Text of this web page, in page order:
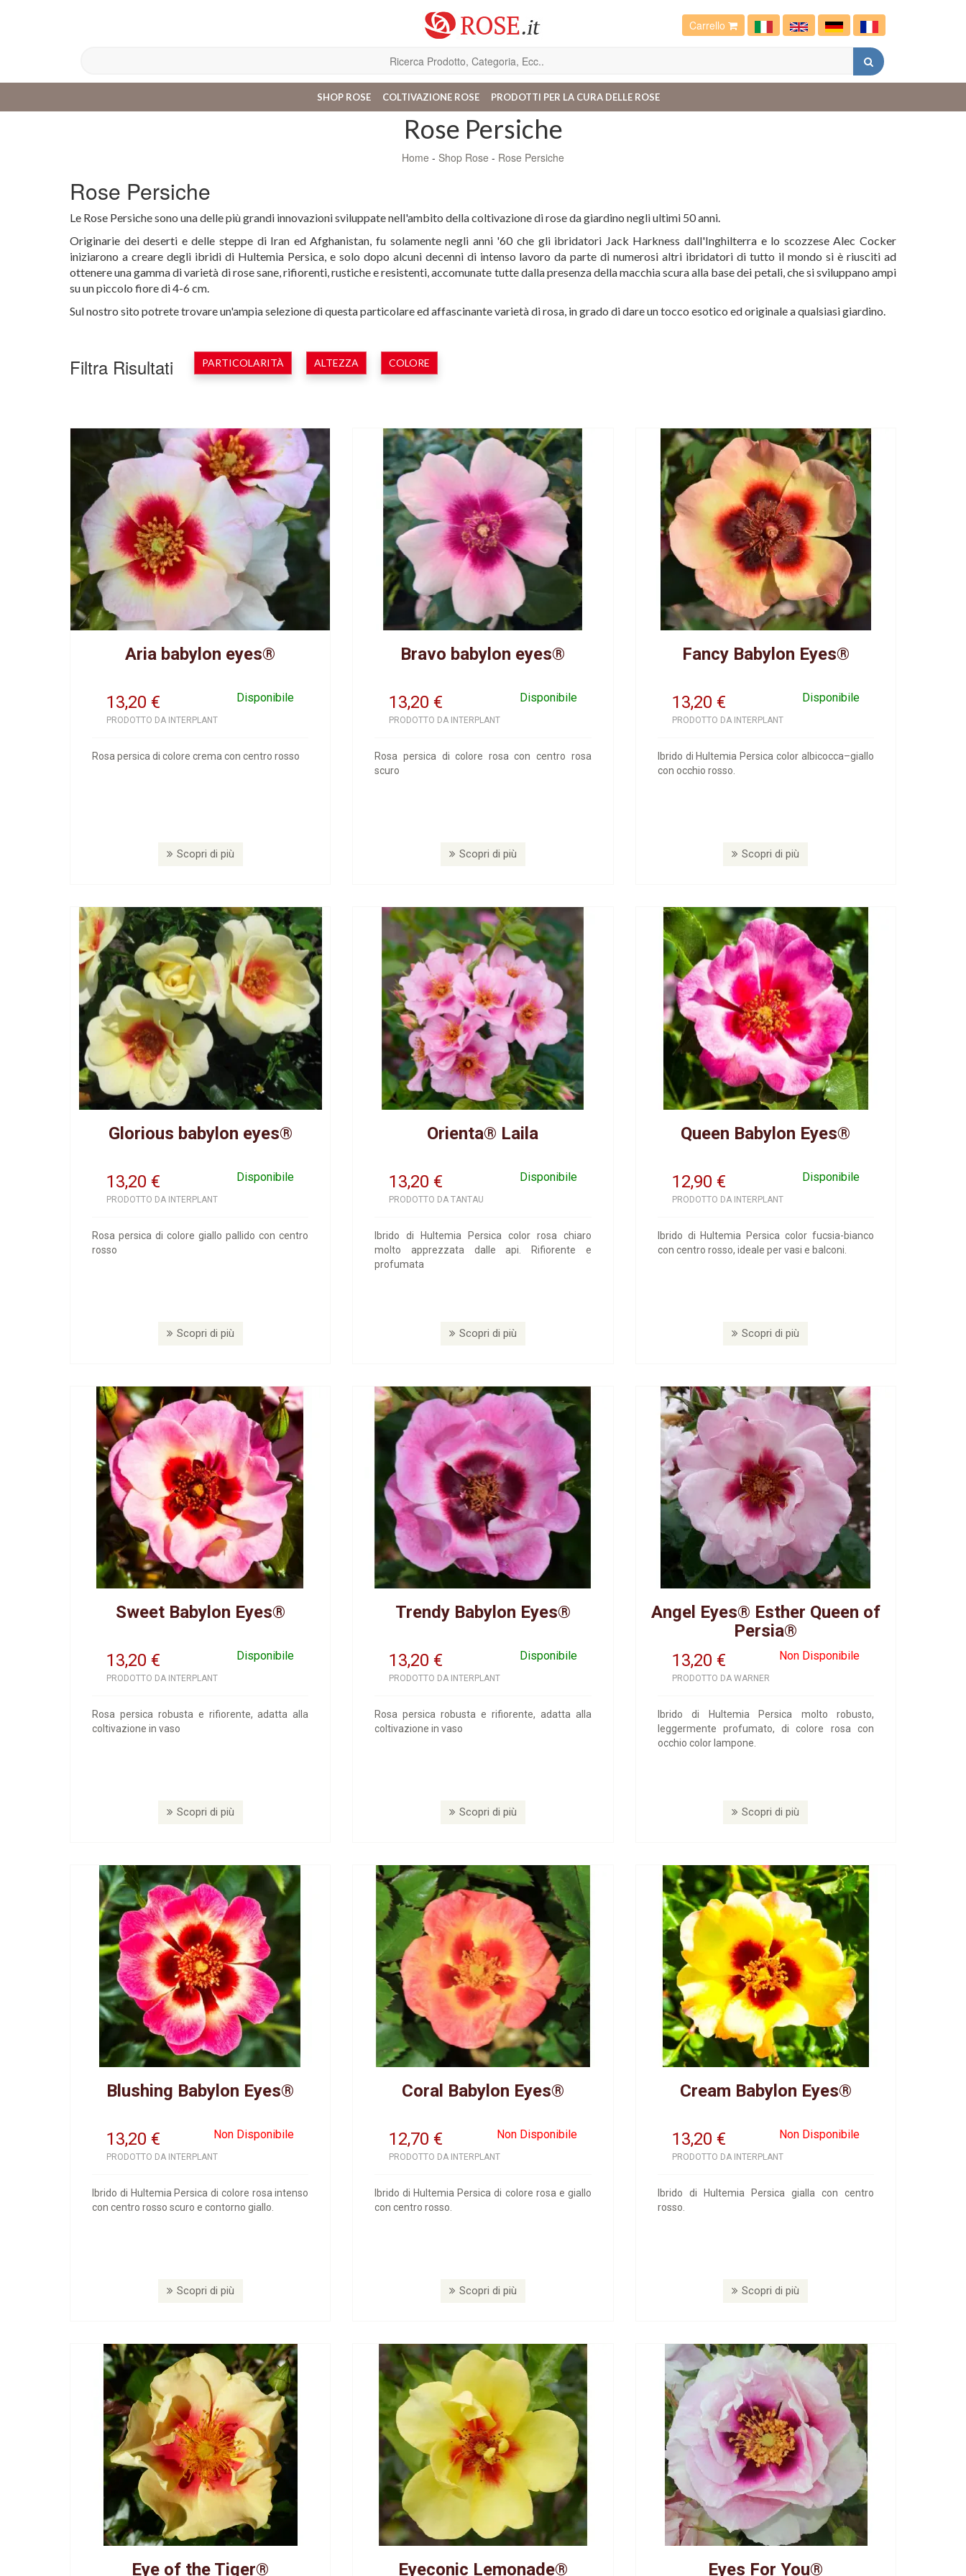
Carrello
SHOP ROSE COLTIVAZIONE ROSE PRODOTTI PER LA CURA DELLE ROSE
Rose Persiche
Home - Shop Rose - Rose Persiche
Rose Persiche
Le Rose Persiche sono una delle più grandi innovazioni sviluppate nell'ambito della coltivazione di rose da giardino negli ultimi 50 anni.
Originarie dei deserti e delle steppe di Iran ed Afghanistan, fu solamente negli anni '60 che gli ibridatori Jack Harkness dall'Inghilterra e lo scozzese Alec Cocker
iniziarono a creare degli ibridi di Hultemia Persica, e solo dopo alcuni decenni di intenso lavoro da parte di numerosi altri ibridatori di tutto il mondo si è riusciti ad
ottenere una gamma di varietà di rose sane, rifiorenti, rustiche e resistenti, accomunate tutte dalla presenza della macchia scura alla base dei petali, che si sviluppano ampi
su un piccolo fiore di 4-6 cm.
Sul nostro sito potrete trovare un'ampia selezione di questa particolare ed affascinante varietà di rosa, in grado di dare un tocco esotico ed originale a qualsiasi giardino.
Filtra Risultati PARTICOLARITÀ ALTEZZA COLORE
Aria babylon eyes®
13,20 Disponibile
€
PRODOTTO DA INTERPLANT
Rosa persica di colore crema con centro rosso
Scopri di più
Bravo babylon eyes®
13,20 Disponibile
€
PRODOTTO DA INTERPLANT
Rosa persica di colore rosa con centro rosa
scuro
Scopri di più
Fancy Babylon Eyes®
13,20 Disponibile
€
PRODOTTO DA INTERPLANT
Ibrido di Hultemia Persica color albicocca–giallo
con occhio rosso.
Scopri di più
Glorious babylon eyes®
13,20 Disponibile
€
PRODOTTO DA INTERPLANT
Rosa persica di colore giallo pallido con centro
rosso
Scopri di più
Orienta® Laila
13,20 Disponibile
€
PRODOTTO DA TANTAU
Ibrido di Hultemia Persica color rosa chiaro
molto apprezzata dalle api. Rifiorente e
profumata
Scopri di più
Queen Babylon Eyes®
12,90 Disponibile
€
PRODOTTO DA INTERPLANT
Ibrido di Hultemia Persica color fucsia-bianco
con centro rosso, ideale per vasi e balconi.
Scopri di più
Sweet Babylon Eyes®
13,20 Disponibile
€
PRODOTTO DA INTERPLANT
Rosa persica robusta e rifiorente, adatta alla
coltivazione in vaso
Scopri di più
Trendy Babylon Eyes®
13,20 Disponibile
€
PRODOTTO DA INTERPLANT
Rosa persica robusta e rifiorente, adatta alla
coltivazione in vaso
Scopri di più
Angel Eyes® Esther Queen of
Persia®
13,20
Non Disponibile
€
PRODOTTO DA WARNER
Ibrido di Hultemia Persica molto robusto,
leggermente profumato, di colore rosa con
occhio color lampone.
Scopri di più
Blushing Babylon Eyes®
13,20 Non Disponibile
€
PRODOTTO DA INTERPLANT
Ibrido di Hultemia Persica di colore rosa intenso
con centro rosso scuro e contorno giallo.
Scopri di più
Coral Babylon Eyes®
12,70 Non Disponibile
€
PRODOTTO DA INTERPLANT
Ibrido di Hultemia Persica di colore rosa e giallo
con centro rosso.
Scopri di più
Cream Babylon Eyes®
13,20 Non Disponibile
€
PRODOTTO DA INTERPLANT
Ibrido di Hultemia Persica gialla con centro
rosso.
Scopri di più
Eye of the Tiger® Eyeconic Lemonade® Eyes For You®